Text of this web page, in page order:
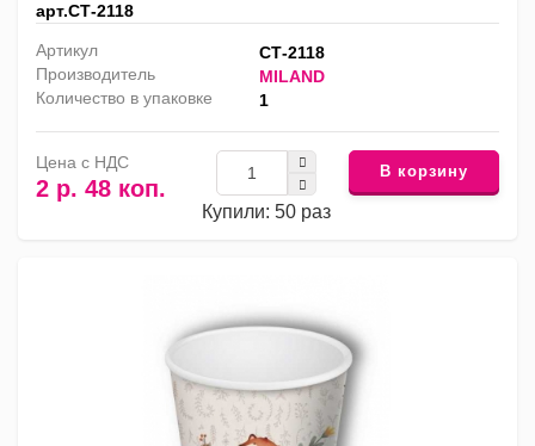
арт.СТ-2118
Артикул
СТ-2118
Производитель
MILAND
Количество в упаковке
1
Цена с НДС
2 р. 48 коп.
Купили: 50 раз
В корзину